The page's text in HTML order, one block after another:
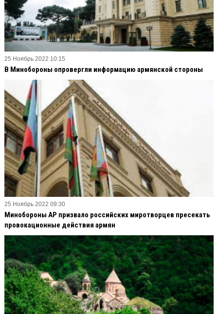
25 Ноябрь 2022 10:15
В Минобороны опровергли информацию армянской стороны
25 Ноябрь 2022 09:30
Минобороны АР призвало российских миротворцев пресекать
провокационные действия армян